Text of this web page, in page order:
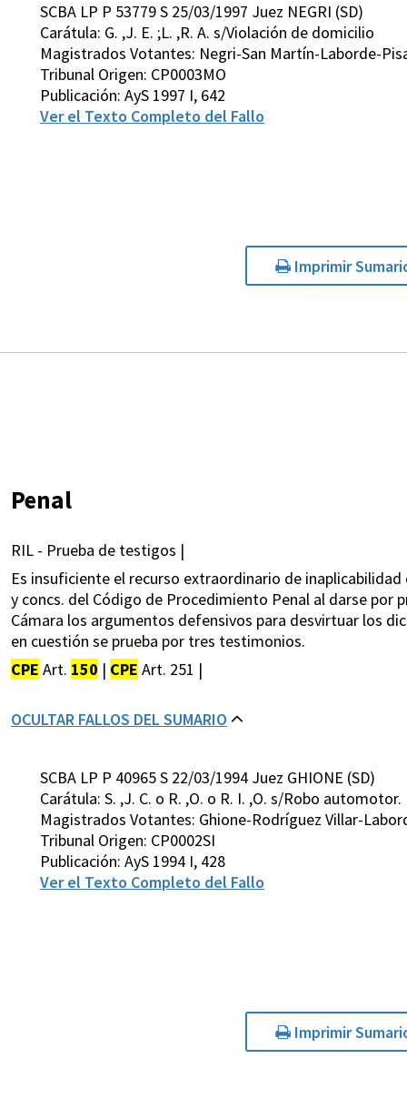
SCBA LP P 53779 S 25/03/1997 Juez NEGRI (SD)
Carátula: G. ,J. E. ;L. ,R. A. s/Violación de domicilio
Magistrados Votantes: Negri-San Martín-Laborde-
Tribunal Origen: CP0003MO
Publicación: AyS 1997 I, 642
Ver el Texto Completo del Fallo
Imprimir
Penal
RIL - Prueba de testigos |
Es insuficiente el recurso extraordinario de
y concs. del Código de Procedimiento Penal al darse
Cámara los argumentos defensivos para desvirtuar los
en cuestión se prueba por tres testimonios.
CPE Art. 150 | CPE Art. 251 |
OCULTAR FALLOS DEL SUMARIO
SCBA LP P 40965 S 22/03/1994 Juez GHIONE (SD)
Carátula: S. ,J. C. o R. ,O. o R. I. ,O. s/Robo
Magistrados Votantes: Ghione-Rodríguez Villar-
Tribunal Origen: CP0002SI
Publicación: AyS 1994 I, 428
Ver el Texto Completo del Fallo
Imprimir